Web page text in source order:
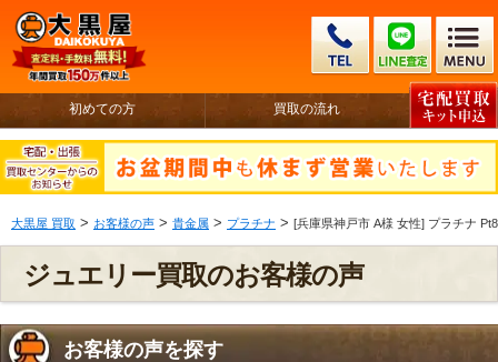
初めての方 買取の流れ
大黒屋 買取 > お客様の声 > 貴金属 > プラチナ > [兵庫県神戸市 A様 女性] プラチナ
ジュエリー買取のお客様の声
お客様の声を探す